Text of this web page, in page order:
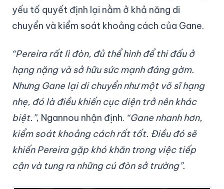
yếu tố quyết định lại nằm ở khả năng di
chuyển và kiểm soát khoảng cách của Gane.
“Pereira rất lì đòn, đủ thể hình để thi đấu ở
hạng nặng và sở hữu sức mạnh đáng gờm.
Nhưng Gane lại di chuyển như một võ sĩ hạng
nhẹ, đó là điều khiến cục diện trở nên khác
biệt.”, Ngannou nhận định. “Gane nhanh hơn,
kiểm soát khoảng cách rất tốt. Điều đó sẽ
khiến Pereira gặp khó khăn trong việc tiếp
cận và tung ra những cú đòn sở trường”.